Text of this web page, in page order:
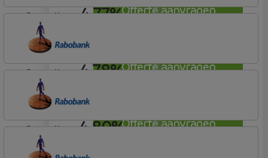
Offerte aanvragen
4,77%
Offerte aanvragen
aflosvrij
4,78%
Offerte aanvragen
Rabobank Spaarbank
Plusvoorwaarden (Incl. Korting)
aflosvrij
4,80%
Rabobank Spaarbank
Plusvoorwaarden (Incl. Korting)
aflosvrij
Rabobank Spaarbank
Plusvoorwaarden (Incl. Korting)